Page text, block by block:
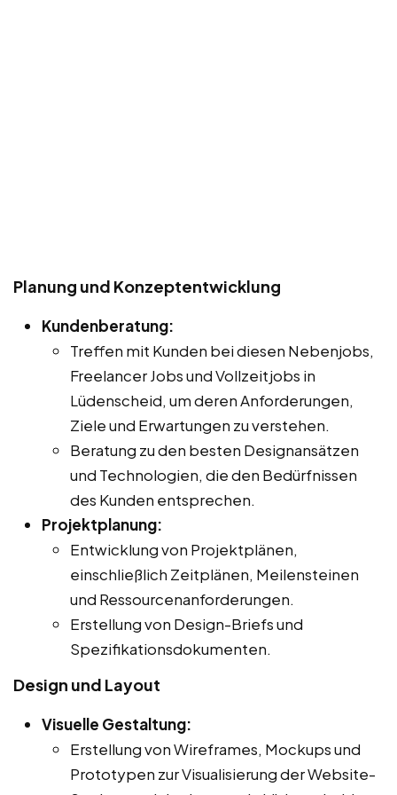
Planung und Konzeptentwicklung
Kundenberatung:
Treffen mit Kunden bei diesen Nebenjobs,
Freelancer Jobs und Vollzeitjobs in
Lüdenscheid, um deren Anforderungen,
Ziele und Erwartungen zu verstehen.
Beratung zu den besten Designansätzen
und Technologien, die den Bedürfnissen
des Kunden entsprechen.
Projektplanung:
Entwicklung von Projektplänen,
einschließlich Zeitplänen, Meilensteinen
und Ressourcenanforderungen.
Erstellung von Design-Briefs und
Spezifikationsdokumenten.
Design und Layout
Visuelle Gestaltung:
Erstellung von Wireframes, Mockups und
Prototypen zur Visualisierung der Website-